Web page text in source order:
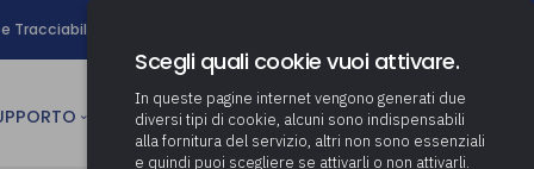
e Tracciabilità
CULTURA person AREA RISERVATA
Scegli quali cookie vuoi attivare.
In queste pagine internet vengono generati due
diversi tipi di cookie, alcuni sono indispensabili
alla fornitura del servizio, altri non sono essenziali
e quindi puoi scegliere se attivarli o non attivarli.